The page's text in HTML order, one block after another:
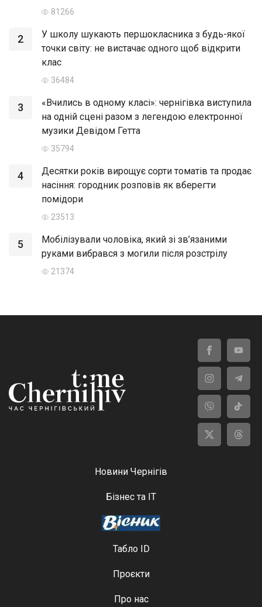
81266
2
У школу шукають першокласника з будь-якої
точки світу: не вистачає одного щоб відкрити
клас
36484
3
«Вчились в одному класі»: чернігівка виступила
на одній сцені разом з легендою електронної
музики Девідом Гетта
35794
4
Десятки років вирощує сорти томатів та продає
насіння: городник розповів як вберегти
помідори
23513
5
Мобілізували чоловіка, який зі зв’язаними
руками вибрався з могили після розстрілу
21374
Новини Чернігів
Бізнес та ІТ
Табло ID
Проєкти
Про нас